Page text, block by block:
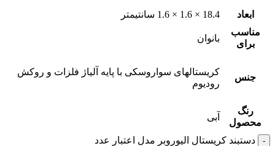
ابعاد
18.4 × 1.6 × 1.6 سانتیمتر
مناسب
برای
بانوان
جنس
کریستالهای سواروسکی با پایه آلیاژ فلزات و روکش
رودیوم
رنگ
محصول
آبی
دستبند کریستال الیوروبر مدل اعتبار عدد